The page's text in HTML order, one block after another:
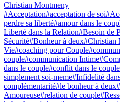
Christian Montmeny
#Acceptation#acceptation de soi
perdre sa liberté#amour dans le
Liberté dans la Relation#Besoin de
Sécurité#Bonheur à deux#Christian
Vie#coaching pour Couple
couple#communication Intime
dans le couple#conflit dans le couple
simplement soi-meme#Infidelité
complémentarité#le bonheur à deux
Amoureuse#relation de couple